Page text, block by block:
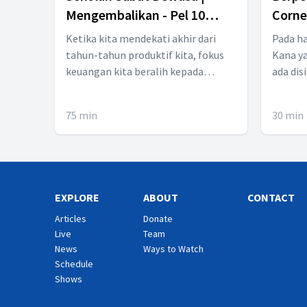
Mengembalikan - Pel 10
Kuartal I 2023
Ketika kita mendekati akhir dari
tahun-tahun produktif kita, fokus
keuangan kita beralih kepada
Perlaihan dari masa bekerja ke masa
pensiun dapat menjadi pengalaman
Sekolah Sabat ke-10 dengan judul
"MENGEMBALIKAN. Talent: Yola
Tanara Pdtm. Wilson Sianipar Garry
Prasetyo Jaedy Prasetyo
75 min
2023
Pada
Kana
ada
Bersama
30 min
EXPLORE
Articles
Live
News
Schedule
Shows
ABOUT
Donate
Team
Ways to Watch
CONTACT